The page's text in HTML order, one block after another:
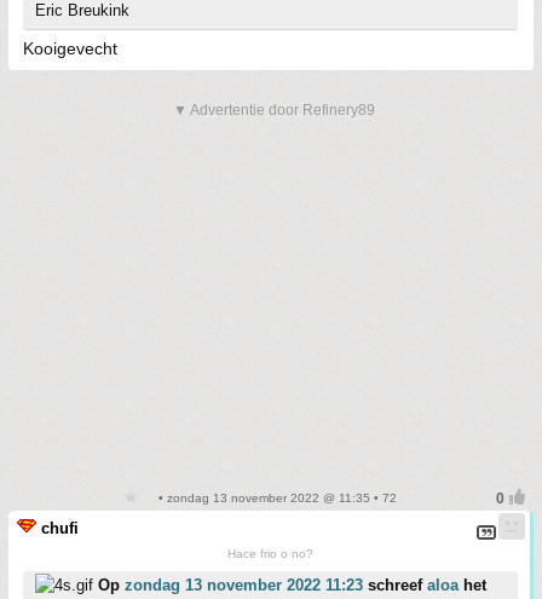
Eric Breukink
Kooigevecht
▼ Advertentie door Refinery89
• zondag 13 november 2022 @ 11:35 • 72
chufi
Hace frio o no?
Op zondag 13 november 2022 11:23 schreef aloahet